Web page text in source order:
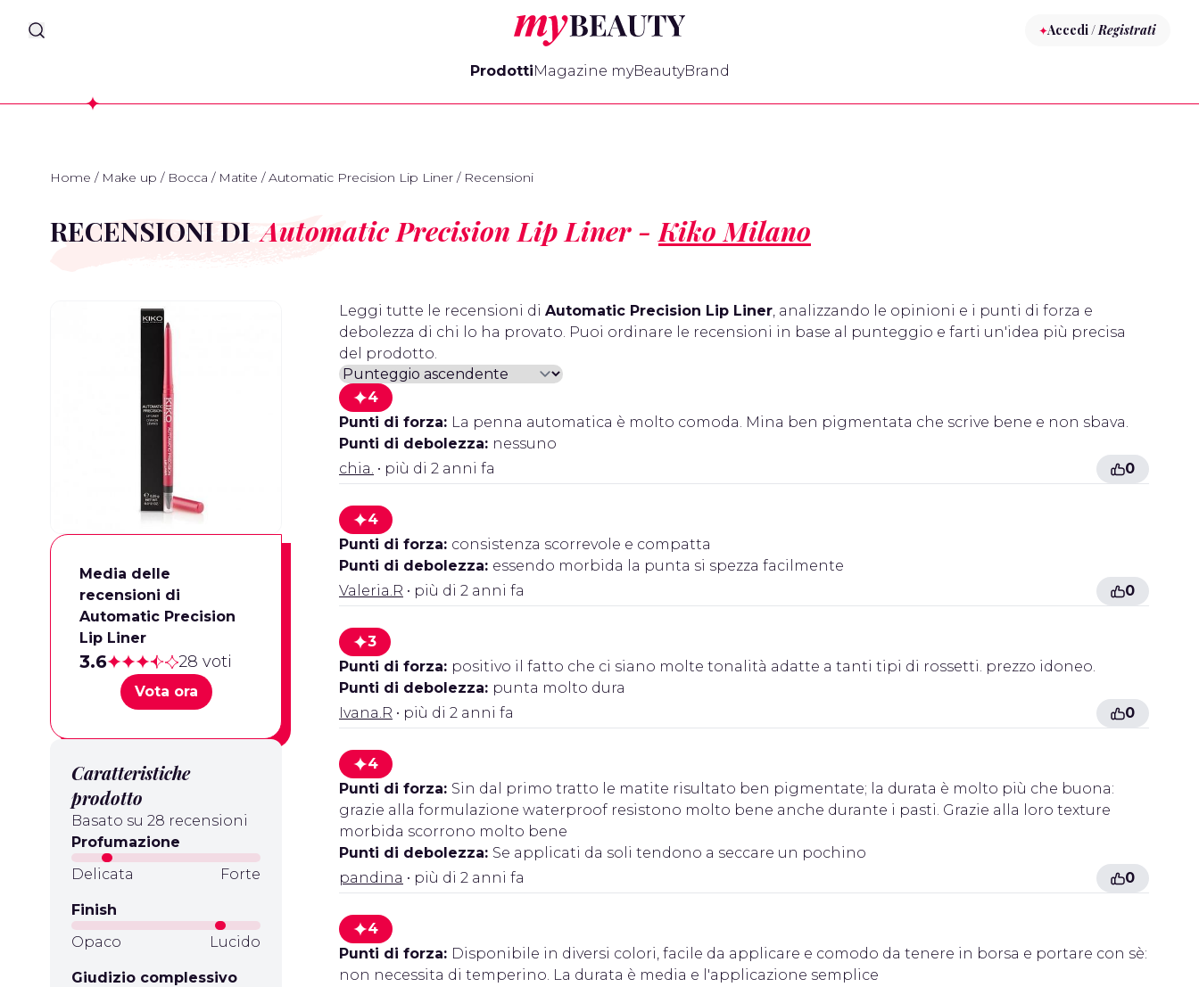
myBeauty Accedi /Registrati
ProdottiMagazine myBeautyBrand
Home / Make up / Bocca / Matite / Automatic Precision Lip Liner / Recensioni
RECENSIONI DI Automatic Precision Lip Liner -Kiko Milano
Media delle
recensioni di
Automatic Precision
Lip Liner
3.6 28 voti
Vota ora
Caratteristiche
prodotto
Basato su 28 recensioni
Profumazione
Delicata
Forte
Finish
Opaco
Lucido
Giudizio complessivo
Leggi tutte le recensioni di Automatic Precision Lip Liner, analizzando le opinioni e i punti di forza e
debolezza di chi lo ha provato. Puoi ordinare le recensioni in base al punteggio e farti un'idea più precisa
del prodotto.
4
Punti di forza: La penna automatica è molto comoda. Mina ben pigmentata che scrive bene e non sbava.
Punti di debolezza: nessuno
chia. • più di 2 anni fa 0
4
Punti di forza: consistenza scorrevole e compatta
Punti di debolezza: essendo morbida la punta si spezza facilmente
Valeria.R • più di 2 anni fa 0
3
Punti di forza: positivo il fatto che ci siano molte tonalità adatte a tanti tipi di rossetti. prezzo idoneo.
Punti di debolezza: punta molto dura
Ivana.R • più di 2 anni fa 0
4
Punti di forza: Sin dal primo tratto le matite risultato ben pigmentate; la durata è molto più che buona:
grazie alla formulazione waterproof resistono molto bene anche durante i pasti. Grazie alla loro texture
morbida scorrono molto bene
Punti di debolezza: Se applicati da soli tendono a seccare un pochino
pandina • più di 2 anni fa 0
4
Punti di forza: Disponibile in diversi colori, facile da applicare e comodo da tenere in borsa e portare con sè:
non necessita di temperino. La durata è media e l'applicazione semplice